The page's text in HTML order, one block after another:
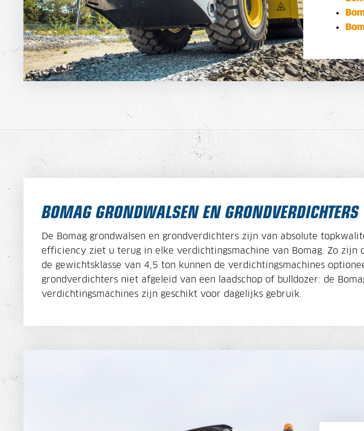
BOMAG GRONDWALSEN EN GRONDVERDICHTERS
De Bomag grondwalsen en grondverdichters zijn van absolute
efficiency ziet u terug in elke verdichtingsmachine van Bomag. Zo zijn
de gewichtsklasse van 4,5 ton kunnen de verdichtingsmachines
grondverdichters niet afgeleid van een laadschop of bulldozer: de
verdichtingsmachines zijn geschikt voor dagelijks gebruik.